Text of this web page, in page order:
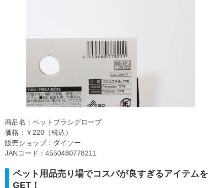
商品名：ペットブラシグローブ
価格：￥220（税込）
販売ショップ：ダイソー
JANコード：4550480778211
ペット用品売り場でコスパが良すぎるアイテムを
GET！